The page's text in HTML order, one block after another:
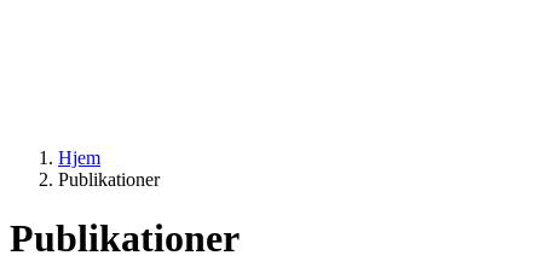
Hjem
Publikationer
Publikationer